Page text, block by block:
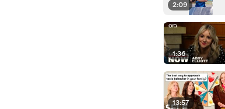
2:09
1:36
13:57